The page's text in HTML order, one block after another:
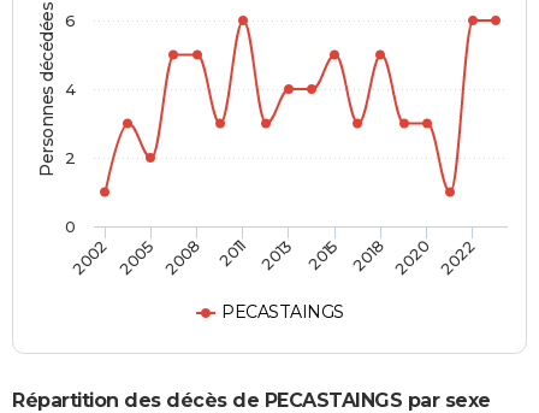
Personnes décédées
PECASTAINGS
2002 2005 2008 2011 2013 2015 2018 2020 2022
0
2
4
6
Répartition des décès de PECASTAINGS par sexe